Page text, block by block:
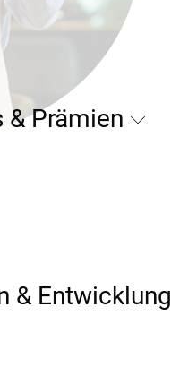
& Prämien
& Entwicklung